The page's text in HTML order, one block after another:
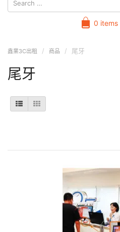
0 items
鑫業3C出租 商品 尾牙
尾牙